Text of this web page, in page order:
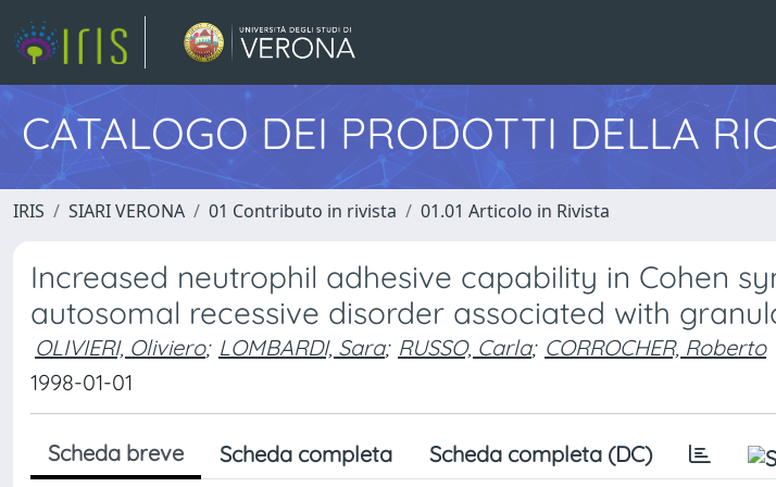
CATALOGO DEI PRODOTTI DELLA
IRIS SIARI VERONA 01 Contributo in rivista 01.01 Articolo in Rivista
Increased neutrophil adhesive capability in Cohen
autosomal recessive disorder associated with
OLIVIERI, Oliviero; LOMBARDI, Sara; RUSSO, Carla; CORROCHER, Roberto
1998-01-01
Scheda breve Scheda completa Scheda completa (DC)